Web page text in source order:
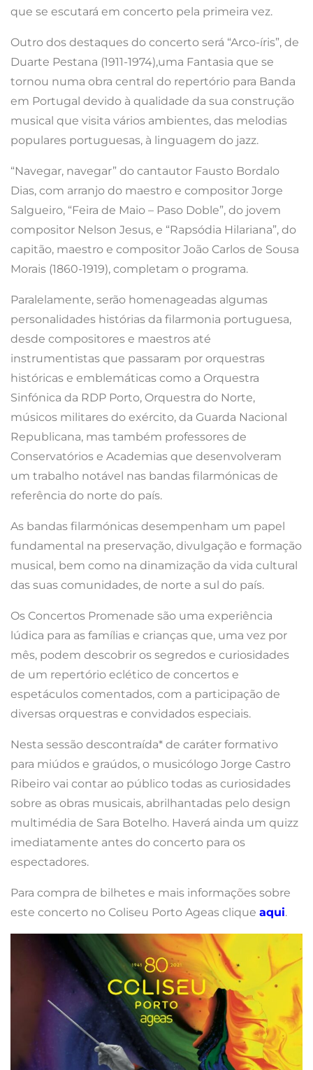
que se escutará em concerto pela primeira vez.
Outro dos destaques do concerto será “Arco-íris”, de
Duarte Pestana (1911-1974),uma Fantasia que se
tornou numa obra central do repertório para Banda
em Portugal devido à qualidade da sua construção
musical que visita vários ambientes, das melodias
populares portuguesas, à linguagem do jazz.
“Navegar, navegar” do cantautor Fausto Bordalo
Dias, com arranjo do maestro e compositor Jorge
Salgueiro, “Feira de Maio – Paso Doble”, do jovem
compositor Nelson Jesus, e “Rapsódia Hilariana”, do
capitão, maestro e compositor João Carlos de Sousa
Morais (1860-1919), completam o programa.
Paralelamente, serão homenageadas algumas
personalidades histórias da filarmonia portuguesa,
desde compositores e maestros até
instrumentistas que passaram por orquestras
históricas e emblemáticas como a Orquestra
Sinfónica da RDP Porto, Orquestra do Norte,
músicos militares do exército, da Guarda Nacional
Republicana, mas também professores de
Conservatórios e Academias que desenvolveram
um trabalho notável nas bandas filarmónicas de
referência do norte do país.
As bandas filarmónicas desempenham um papel
fundamental na preservação, divulgação e formação
musical, bem como na dinamização da vida cultural
das suas comunidades, de norte a sul do país.
Os Concertos Promenade são uma experiência
lúdica para as famílias e crianças que, uma vez por
mês, podem descobrir os segredos e curiosidades
de um repertório eclético de concertos e
espetáculos comentados, com a participação de
diversas orquestras e convidados especiais.
Nesta sessão descontraída* de caráter formativo
para miúdos e graúdos, o musicólogo Jorge Castro
Ribeiro vai contar ao público todas as curiosidades
sobre as obras musicais, abrilhantadas pelo design
multimédia de Sara Botelho. Haverá ainda um quizz
imediatamente antes do concerto para os
espectadores.
Para compra de bilhetes e mais informações sobre
este concerto no Coliseu Porto Ageas clique aqui.